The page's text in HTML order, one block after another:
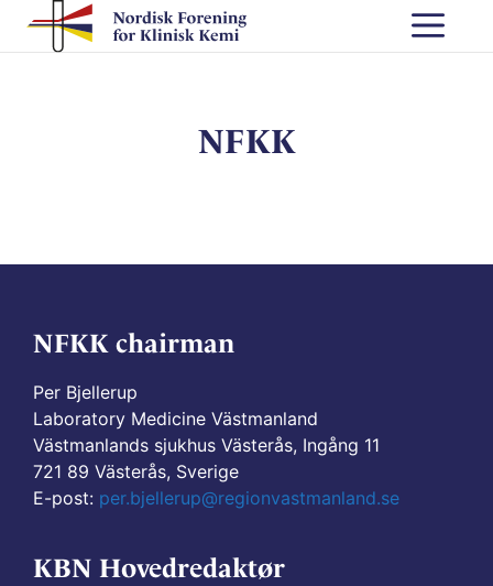
NFKK
NFKK chairman
Per Bjellerup
Laboratory Medicine Västmanland
Västmanlands sjukhus Västerås, Ingång 11
721 89 Västerås, Sverige
E-post: per.bjellerup@regionvastmanland.se
KBN Hovedredaktør